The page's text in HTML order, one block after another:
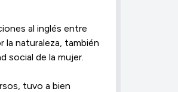
al inglés entre
la naturaleza, también
social de la mujer.
tuvo a bien